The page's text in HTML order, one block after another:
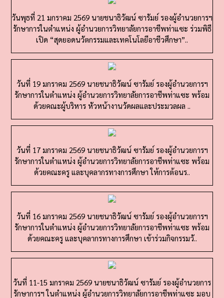
วันพุธที่ 21 มกราคม 2569 นายชนาธิวัฒน์ ซารัมย์ รองผู้อำนวยการฯ
รักษาการในตำแหน่ง ผู้อำนวยการวิทยาลัยการอาชีพท่าแซะ ร่วมพิธี
เปิด “สุดยอดนวัตกรรมและเทคโนโลยีอาชีวศึกษา”..
วันที่ 19 มกราคม 2569 นายชนาธิวัฒน์ ซารัมย์ รองผู้อำนวยการฯ
รักษาการในตำแหน่ง ผู้อำนวยการวิทยาลัยการอาชีพท่าแซะ พร้อม
ด้วยคณะผู้บริหาร หัวหน้างานวัดผลและประมวลผล ..
วันที่ 17 มกราคม 2569 นายชนาธิวัฒน์ ซารัมย์ รองผู้อำนวยการฯ
รักษาการในตำแหน่ง ผู้อำนวยการวิทยาลัยการอาชีพท่าแซะ พร้อม
ด้วยคณะครู และบุคลากรทางการศึกษา ให้การต้อนร..
วันที่ 16 มกราคม 2569 นายชนาธิวัฒน์ ซารัมย์ รองผู้อำนวยการฯ
รักษาการในตำแหน่ง ผู้อำนวยการวิทยาลัยการอาชีพท่าแซะ พร้อม
ด้วยคณะครู และบุคลากรทางการศึกษา เข้าร่วมกิจกรรมวั..
วันที่ 11-15 มกราคม 2569 นายชนาธิวัฒน์ ซารัมย์ รองผู้อำนวยการ
รักษาการฯ ในตำแหน่ง ผู้อำนวยการวิทยาลัยการอาชีพท่าแซะ มอบ
หมายให้ นางสาวโสรนันท์ นพรัตน์ ครูที่ปรึกษาองค์..